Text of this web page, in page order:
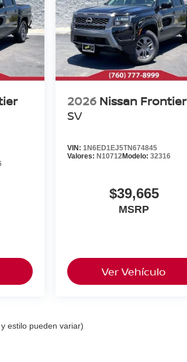
2026 Nissan Frontier
SV
VIN: 1N6ED1EJ5TN674845
Valores: N10712Modelo: 32316
$39,665
MSRP
Ver Vehículo
estilo pueden variar)